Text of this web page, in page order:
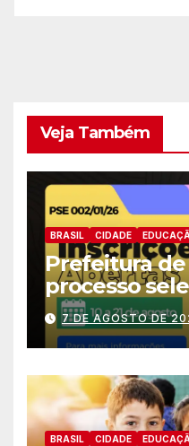
Veja Também
BRASIL CIDADE
Prefeitura de
processo
estagiários
7 DE AGOSTO DE
BRASIL CIDADE